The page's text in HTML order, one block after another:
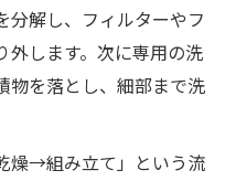
分解し、フィルターやフ
外します。次に専用の洗
物を落とし、細部まで洗
→組み立て」という流